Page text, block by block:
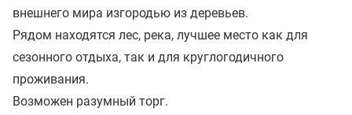
внешнего мира изгородью из деревьев.
Рядом находятся лес, река, лучшее место как для
сезонного отдыха, так и для круглогодичного
проживания.
Возможен разумный торг.